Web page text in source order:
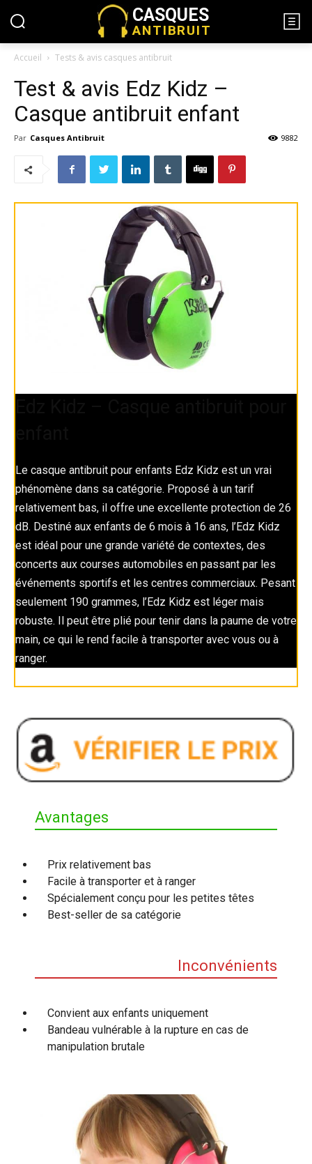
CASQUES
ANTIBRUIT
Accueil Tests & avis casques antibruit
Test & avis Edz Kidz –
Casque antibruit enfant
Par Casques Antibruit 9882
Le casque antibruit pour enfants Edz Kidz est un vrai
phénomène dans sa catégorie. Proposé à un tarif
relativement bas, il offre une excellente protection de 26
dB. Destiné aux enfants de 6 mois à 16 ans, l’Edz Kidz
est idéal pour une grande variété de contextes, des
concerts aux courses automobiles en passant par les
événements sportifs et les centres commerciaux. Pesant
seulement 190 grammes, l’Edz Kidz est léger mais
robuste. Il peut être plié pour tenir dans la paume de votre
main, ce qui le rend facile à transporter avec vous ou à
ranger.
Avantages
Prix relativement bas
Facile à transporter et à ranger
Spécialement conçu pour les petites têtes
Best-seller de sa catégorie
Inconvénients
Convient aux enfants uniquement
Bandeau vulnérable à la rupture en cas de
manipulation brutale